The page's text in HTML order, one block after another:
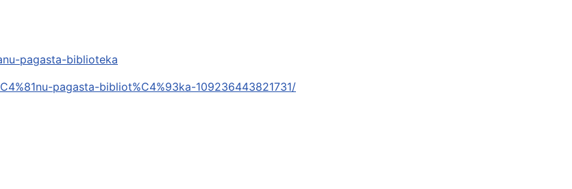
pagasta-biblioteka
pagasta-bibliot%C4%93ka-109236443821731/